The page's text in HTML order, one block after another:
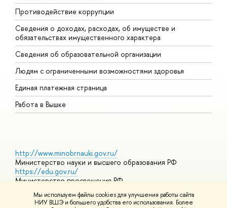
Мы используем файлы cookies для улучшения работы сайта
НИУ ВШЭ и большего удобства его использования. Более
Противодействие коррупции
Сведения о доходах, расходах, об имуществе и
обязательствах имущественного характера
Сведения об образовательной организации
Людям с ограниченными возможностями здоровья
Единая платежная страница
Работа в Вышке
http://www.minobrnauki.gov.ru/
Министерство науки и высшего образования РФ
https://edu.gov.ru/
Министерство просвещения РФ
https://elearning.hse.ru/mooc
Массовые открытые онлайн-курсы